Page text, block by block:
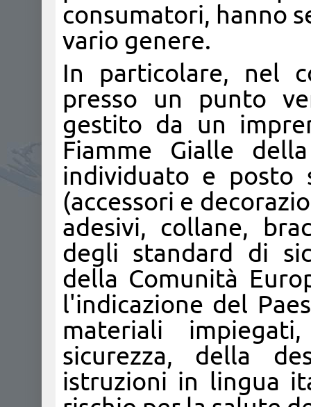
consumatori, hanno
vario genere.
In particolare, nel
presso un punto
gestito da un
Fiamme Gialle
individuato e posto
(accessori e
adesivi, collane,
degli standard di
della Comunità
l'indicazione del
materiali
sicurezza, della
istruzioni in lingua